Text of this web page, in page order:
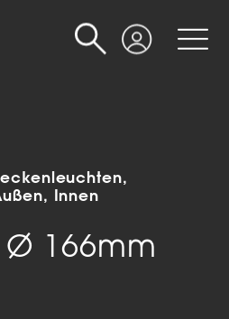
Login
Suche
Innen
Ø 166mm